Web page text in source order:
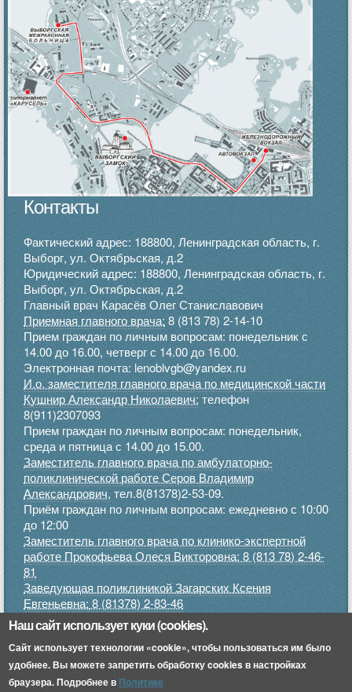
Контакты
Фактический адрес: 188800, Ленинградская область, г.
Выборг, ул. Октябрьская, д.2
Юридический адрес: 188800, Ленинградская область, г.
Выборг, ул. Октябрьская, д.2
Главный врач Карасёв Олег Станиславович
Приемная главного врача: 8 (813 78) 2-14-10
Прием граждан по личным вопросам: понедельник с
14.00 до 16.00, четверг с 14.00 до 16.00.
Электронная почта: lenoblvgb@yandex.ru
И.о. заместителя главного врача по медицинской части
Кушнир Александр Николаевич: телефон
8(911)2307093
Прием граждан по личным вопросам: понедельник,
среда и пятница с 14.00 до 15.00.
Заместитель главного врача по амбулаторно-
поликлинической работе Серов Владимир
Александрович, тел.8(81378)2-53-09.
Приём граждан по личным вопросам: ежедневно с 10:00
до 12:00
Заместитель главного врача по клинико-экспертной
работе Прокофьева Олеся Викторовна: 8 (813 78) 2-46-
81
Заведующая поликлиникой Загарских Ксения
Евгеньевна: 8 (81378) 2-83-46
Прием граждан по личным вопросам: понедельник,
среда, пятница с 9.00 до 12.00, четверг с 15.00 до 17.00
.
Приемное отделение:8 (813 78) 2-45-52
Наш сайт использует куки (cookies).
Сайт использует технологии «cookie», чтобы пользоваться им было
удобнее. Вы можете запретить обработку cookies в настройках
браузера. Подробнее в Политике